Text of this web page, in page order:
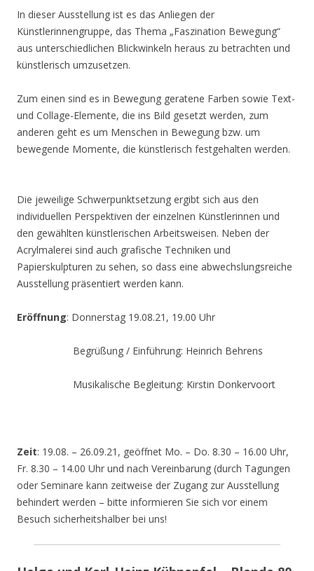
In dieser Ausstellung ist es das Anliegen der
Künstlerinnengruppe, das Thema „Faszination Bewegung“
aus unterschiedlichen Blickwinkeln heraus zu betrachten und
künstlerisch umzusetzen.
Zum einen sind es in Bewegung geratene Farben sowie Text-
und Collage-Elemente, die ins Bild gesetzt werden, zum
anderen geht es um Menschen in Bewegung bzw. um
bewegende Momente, die künstlerisch festgehalten werden.
Die jeweilige Schwerpunktsetzung ergibt sich aus den
individuellen Perspektiven der einzelnen Künstlerinnen und
den gewählten künstlerischen Arbeitsweisen. Neben der
Acrylmalerei sind auch grafische Techniken und
Papierskulpturen zu sehen, so dass eine abwechslungsreiche
Ausstellung präsentiert werden kann.
Eröffnung: Donnerstag 19.08.21, 19.00 Uhr
Begrüßung / Einführung: Heinrich Behrens
Musikalische Begleitung: Kirstin Donkervoort
Zeit: 19.08. – 26.09.21, geöffnet Mo. – Do. 8.30 – 16.00 Uhr,
Fr. 8.30 – 14.00 Uhr und nach Vereinbarung (durch Tagungen
oder Seminare kann zeitweise der Zugang zur Ausstellung
behindert werden – bitte informieren Sie sich vor einem
Besuch sicherheitshalber bei uns!